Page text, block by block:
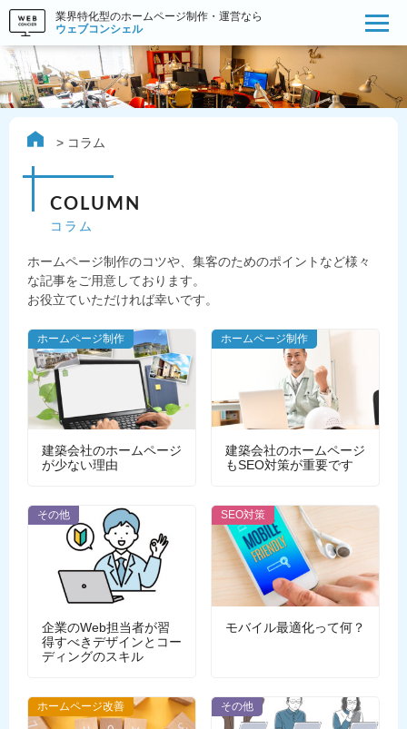
業界特化型のホームページ制作・運営なら
ウェブコンシェル
コラム
COLUMN
コラム
ホームページ制作のコツや、集客のためのポイントなど様々
な記事をご用意しております。
お役立ていただければ幸いです。
ホームページ制作
建築会社のホームページ
が少ない理由
ホームページ制作
建築会社のホームページ
もSEO対策が重要です
その他
企業のWeb担当者が習
得すべきデザインとコー
ディングのスキル
SEO対策
モバイル最適化って何？
ホームページ改善 その他